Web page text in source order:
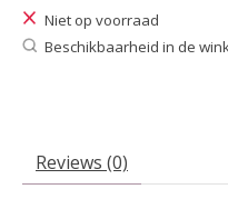
Niet op voorraad
Beschikbaarheid in de
Reviews (0)